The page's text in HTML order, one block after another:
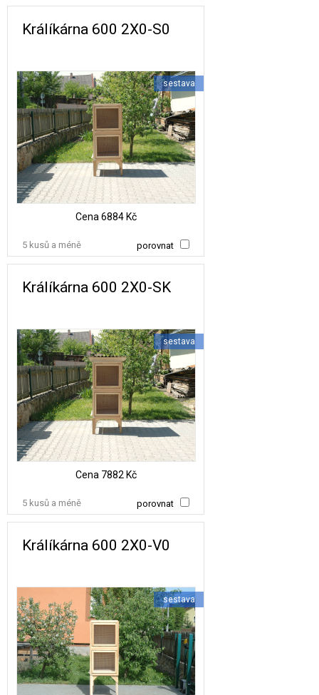
Králíkárna 600 2X0-S0
sestava
Cena 6884 Kč
porovnat
5 kusů a méně
Králíkárna 600 2X0-SK
sestava
Cena 7882 Kč
porovnat
5 kusů a méně
Králíkárna 600 2X0-V0
sestava